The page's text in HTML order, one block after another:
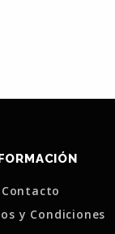
Contacto
y Condiciones